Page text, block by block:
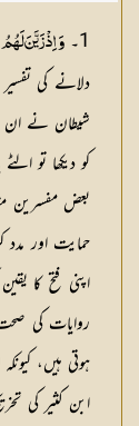
1۔ وَ اِذْ زَيَّنَ
دلانے کی
شیطان نے ان
کو دیکھا تو
بعض مفسرین
حمایت اور
اپنی فتح کا
روایات کی
ہوتی ہیں،
ابن کثیر کی